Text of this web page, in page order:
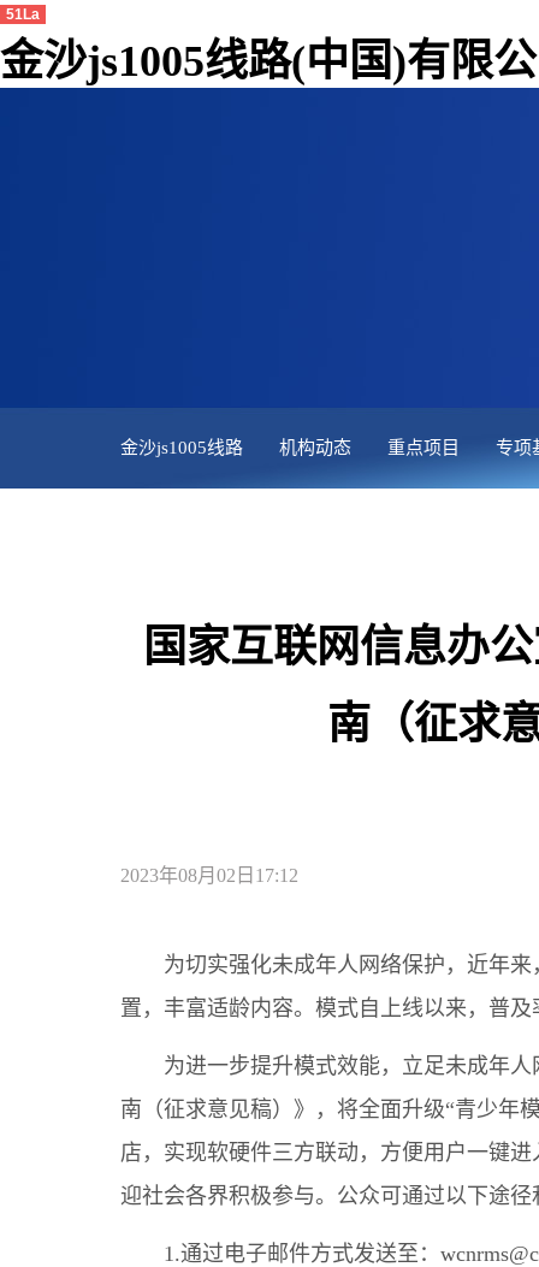
51La
金沙js1005线路(中国)有限
金沙js1005线路 机构动态 重点项目 专项
国家互联网信息办
南（征求
2023年08月02日17:12
为切实强化未成年人网络保护，近年
置，丰富适龄内容。模式自上线以来，普
为进一步提升模式效能，立足未成年
南（征求意见稿）》，将全面升级“青少年
店，实现软硬件三方联动，方便用户一键
迎社会各界积极参与。公众可通过以下途
1.通过电子邮件方式发送至：